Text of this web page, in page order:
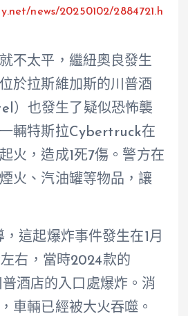
news/20250102/2884721.h
不太平，繼紐奧良發生
於拉斯維加斯的川普酒
）也發生了疑似恐怖襲
輛特斯拉Cybertruck在
火，造成1死7傷。警方在
火、汽油罐等物品，讓
這起爆炸事件發生在1月
右，當時2024款的
酒店的入口處爆炸。消
車輛已經被大火吞噬。